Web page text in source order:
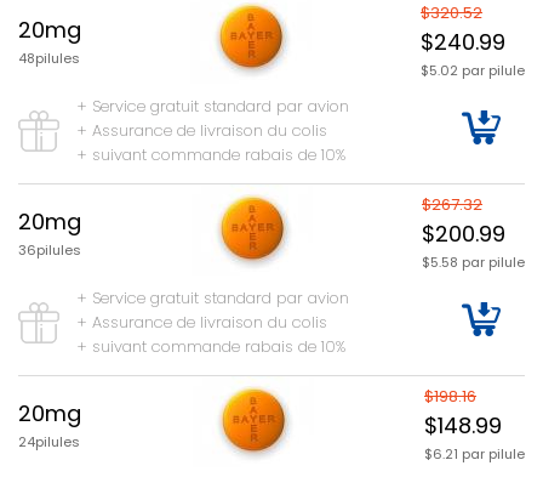
20mg
48pilules
$320.52
$240.99
$5.02 par pilule
+ Service gratuit standard par avion
+ Assurance de livraison du colis
+ suivant commande rabais de 10%
20mg
36pilules
$267.32
$200.99
$5.58 par pilule
+ Service gratuit standard par avion
+ Assurance de livraison du colis
+ suivant commande rabais de 10%
20mg
24pilules
$198.16
$148.99
$6.21 par pilule